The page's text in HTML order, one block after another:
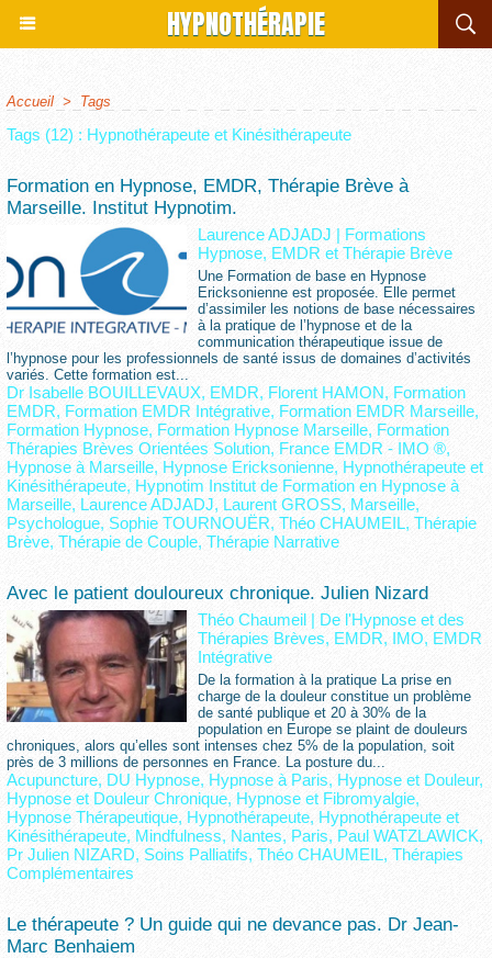
HYPNOTHÉRAPIE
Accueil > Tags
Tags (12) : Hypnothérapeute et Kinésithérapeute
Formation en Hypnose, EMDR, Thérapie Brève à
Marseille. Institut Hypnotim.
Laurence ADJADJ | Formations
Hypnose, EMDR et Thérapie Brève
Une Formation de base en Hypnose
Ericksonienne est proposée. Elle permet
d’assimiler les notions de base nécessaires
à la pratique de l’hypnose et de la
communication thérapeutique issue de
l’hypnose pour les professionnels de santé issus de domaines d’activités
variés. Cette formation est...
Dr Isabelle BOUILLEVAUX, EMDR, Florent HAMON, Formation
EMDR, Formation EMDR Intégrative, Formation EMDR Marseille,
Formation Hypnose, Formation Hypnose Marseille, Formation
Thérapies Brèves Orientées Solution, France EMDR - IMO ®,
Hypnose à Marseille, Hypnose Ericksonienne, Hypnothérapeute et
Kinésithérapeute, Hypnotim Institut de Formation en Hypnose à
Marseille, Laurence ADJADJ, Laurent GROSS, Marseille,
Psychologue, Sophie TOURNOUËR, Théo CHAUMEIL, Thérapie
Brève, Thérapie de Couple, Thérapie Narrative
Avec le patient douloureux chronique. Julien Nizard
Théo Chaumeil | De l'Hypnose et des
Thérapies Brèves, EMDR, IMO, EMDR
Intégrative
De la formation à la pratique La prise en
charge de la douleur constitue un problème
de santé publique et 20 à 30% de la
population en Europe se plaint de douleurs
chroniques, alors qu’elles sont intenses chez 5% de la population, soit
près de 3 millions de personnes en France. La posture du...
Acupuncture, DU Hypnose, Hypnose à Paris, Hypnose et Douleur,
Hypnose et Douleur Chronique, Hypnose et Fibromyalgie,
Hypnose Thérapeutique, Hypnothérapeute, Hypnothérapeute et
Kinésithérapeute, Mindfulness, Nantes, Paris, Paul WATZLAWICK,
Pr Julien NIZARD, Soins Palliatifs, Théo CHAUMEIL, Thérapies
Complémentaires
Le thérapeute ? Un guide qui ne devance pas. Dr Jean-
Marc Benhaiem